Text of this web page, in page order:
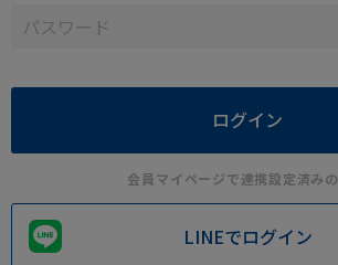
会員マイページで連携設定済み
LINEでログイン